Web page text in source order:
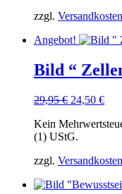
zzgl. Versandkosten
Angebot!
Bild “
29,95€
war:
29,95 €
24,50 €
ist:
Kein
(1) UStG.
zzgl. Versandkosten